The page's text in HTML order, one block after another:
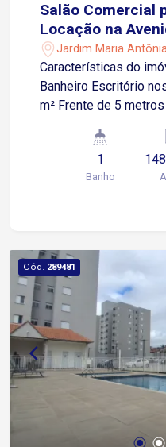
Salão Comercial
Locação na
Jardim Maria
Características do imóvel: Salão amplo
Banheiro Escritório
m² Frente de 5 metros Ideal para comércio,
atividades. Localização estratégica, na Avenida
Itavuvu, com intenso
pedestres, cercado
colaboradores.
1
Banho
Cód. 289481